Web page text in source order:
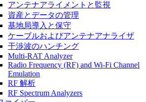
アンテナアライメントと監視
資産とデータの管理
基地局導入と保守
ケーブルおよびアンテナアナライザ
干渉波のハンチング
Multi-RAT Analyzer
Radio Frequency (RF) and Wi-Fi Channel
Emulation
RF 解析
RF Spectrum Analyzers